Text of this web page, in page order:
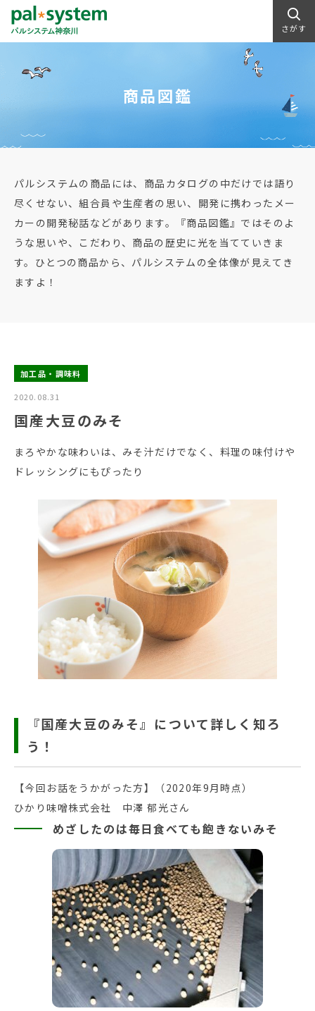
さがす
商品図鑑
パルシステムの商品には、商品カタログの中だけでは語り
尽くせない、組合員や生産者の思い、開発に携わったメー
カーの開発秘話などがあります。『商品図鑑』ではそのよ
うな思いや、こだわり、商品の歴史に光を当てていきま
す。ひとつの商品から、パルシステムの全体像が見えてき
ますよ！
加工品・調味料
2020.08.31
国産大豆のみそ
まろやかな味わいは、みそ汁だけでなく、料理の味付けや
ドレッシングにもぴったり
『国産大豆のみそ』について詳しく知ろ
う！
【今回お話をうかがった方】（2020年9月時点）
ひかり味噌株式会社 中澤 郁光さん
めざしたのは毎日食べても飽きないみそ